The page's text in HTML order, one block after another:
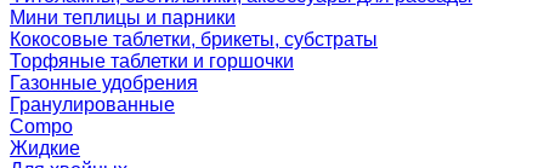
Мини теплицы и парники
Кокосовые таблетки, брикеты, субстраты
Торфяные таблетки и горшочки
Газонные удобрения
Гранулированные
Compo
Жидкие